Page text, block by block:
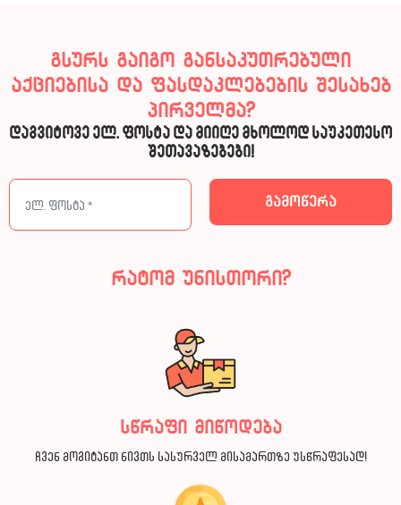
გსურს გაიგო განსაკუთრებული
აქციებისა და ფასდაკლებების შესახებ
პირველმა?
დაგვიტოვე ელ. ფოსტა და მიიღე მხოლოდ საუკეთესო
შეთავაზებები!
რატომ უნისთორი?
სწრაფი მიწოდება
ჩვენ მოგიტანთ ნივთს სასურველ მისამართზე უსწრაფესად!